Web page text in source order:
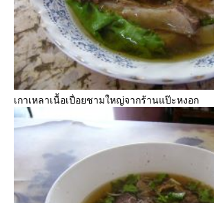
เกาเหลาเนื้อเปื่อยชามใหญ่จากร้านแป๊ะหงอก